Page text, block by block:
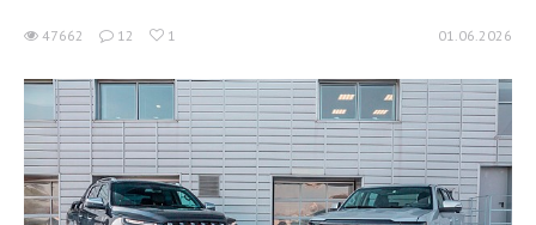
47662 12 1 01.06.2026